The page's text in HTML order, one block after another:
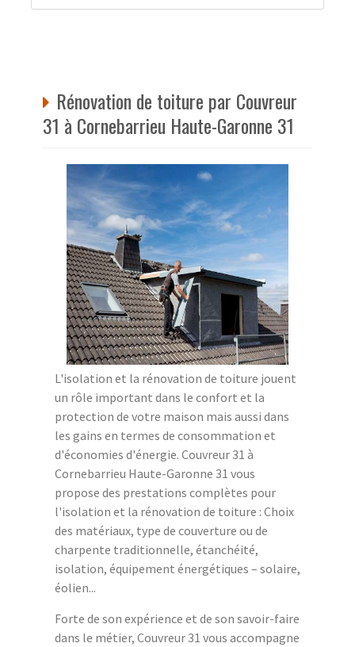
Rénovation de toiture par Couvreur
31 à Cornebarrieu Haute-Garonne 31
L'isolation et la rénovation de toiture jouent
un rôle important dans le confort et la
protection de votre maison mais aussi dans
les gains en termes de consommation et
d'économies d'énergie. Couvreur 31 à
Cornebarrieu Haute-Garonne 31 vous
propose des prestations complètes pour
l'isolation et la rénovation de toiture : Choix
des matériaux, type de couverture ou de
charpente traditionnelle, étanchéité,
isolation, équipement énergétiques – solaire,
éolien...
Forte de son expérience et de son savoir-faire
dans le métier, Couvreur 31 vous accompagne